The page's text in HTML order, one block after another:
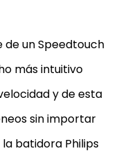
de un Speedtouch
más intuitivo
y de esta
sin importar
batidora Philips